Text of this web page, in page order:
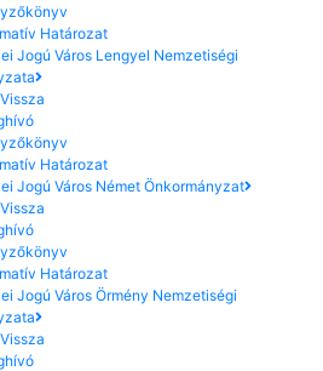
Határozat
Jogú Város Lengyel Nemzetiségi
Vissza
Határozat
Jogú Város Német Önkormányzat
Vissza
Határozat
Jogú Város Örmény Nemzetiségi
Vissza